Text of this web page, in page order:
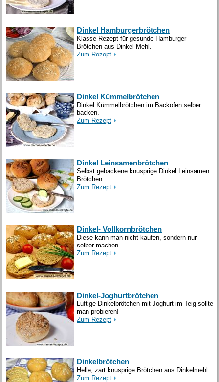
Dinkel Hamburgerbrötchen
Klasse Rezept für gesunde Hamburger
Brötchen aus Dinkel Mehl.
Zum Rezept
Dinkel Kümmelbrötchen
Dinkel Kümmelbrötchen im Backofen selber
backen.
Zum Rezept
Dinkel Leinsamenbrötchen
Selbst gebackene knusprige Dinkel Leinsamen
Brötchen.
Zum Rezept
Dinkel- Vollkornbrötchen
Diese kann man nicht kaufen, sondern nur
selber machen
Zum Rezept
Dinkel-Joghurtbrötchen
Luftige Dinkelbrötchen mit Joghurt im Teig sollte
man probieren!
Zum Rezept
Dinkelbrötchen
Helle, zart knusprige Brötchen aus Dinkelmehl.
Zum Rezept